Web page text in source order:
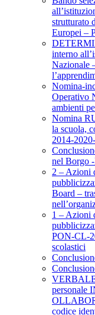
strutturato
Europei –
interno
Nazionale
Nomina-
Operativo
ambienti
Nomina
la scuola,
2014-2020-
nel Borgo
2 – Azioni
Board –
1 – Azioni
PON-CL-
scolastici
personale
codice